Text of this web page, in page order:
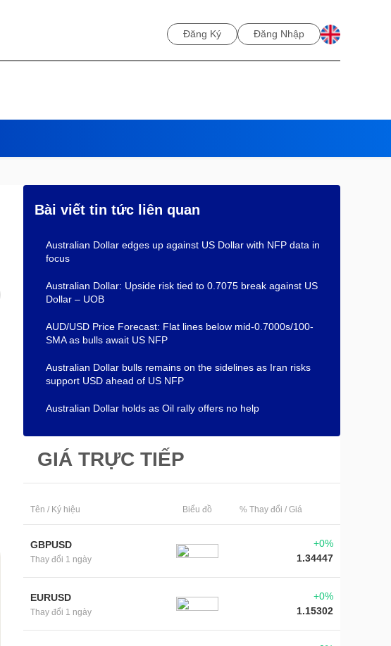
Đăng Ký Đăng Nhập
Bài viết tin tức liên quan
Australian Dollar edges up against US Dollar with NFP data in
focus
Australian Dollar: Upside risk tied to 0.7075 break against US
Dollar – UOB
AUD/USD Price Forecast: Flat lines below mid-0.7000s/100-
SMA as bulls await US NFP
Australian Dollar bulls remains on the sidelines as Iran risks
support USD ahead of US NFP
Australian Dollar holds as Oil rally offers no help
GIÁ TRỰC TIẾP
Tên / Ký hiệu Biểu đồ % Thay đổi / Giá
GBPUSD
Thay đổi 1 ngày
+0%
1.34447
EURUSD
Thay đổi 1 ngày
+0%
1.15302